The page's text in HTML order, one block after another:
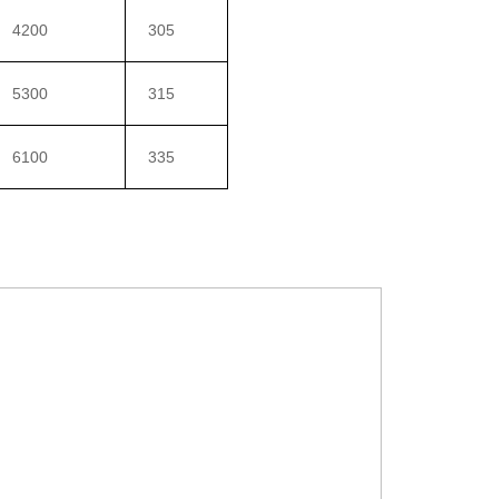
4200 305
5300 315
6100 335